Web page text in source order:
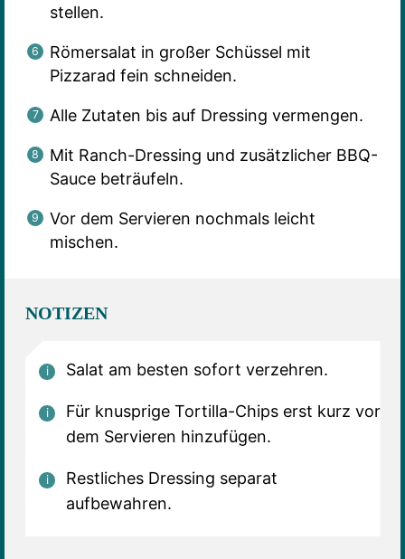
stellen.
Römersalat in großer Schüssel mit
Pizzarad fein schneiden.
Alle Zutaten bis auf Dressing vermengen.
Mit Ranch-Dressing und zusätzlicher BBQ-
Sauce beträufeln.
Vor dem Servieren nochmals leicht
mischen.
NOTIZEN
Salat am besten sofort verzehren.
Für knusprige Tortilla-Chips erst kurz vor
dem Servieren hinzufügen.
Restliches Dressing separat
aufbewahren.